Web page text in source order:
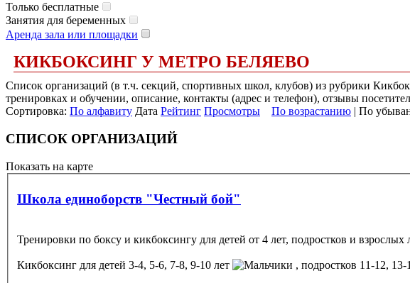
Только бесплатные
Занятия для беременных
Аренда зала или площадки
КИКБОКСИНГ У МЕТРО БЕЛЯЕВО
Список организаций (в т.ч. секций, спортивных школ, клубов) из рубрики
тренировках и обучении, описание, контакты (адрес и телефон), отзывы
Сортировка: По алфавиту Дата Рейтинг Просмотры По возрастанию | По
СПИСОК ОРГАНИЗАЦИЙ
Показать на карте
Школа единоборств "Честный бой"
Тренировки по боксу и кикбоксингу для детей от 4 лет, подростков и
Кикбоксинг для детей 3-4, 5-6, 7-8, 9-10 лет , подростков 11-12,